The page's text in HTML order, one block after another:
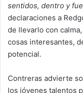
sentidos, dentro y
declaraciones a
de llevarlo con
cosas interesantes,
potencial.
Contreras advierte
los jóvenes talentos